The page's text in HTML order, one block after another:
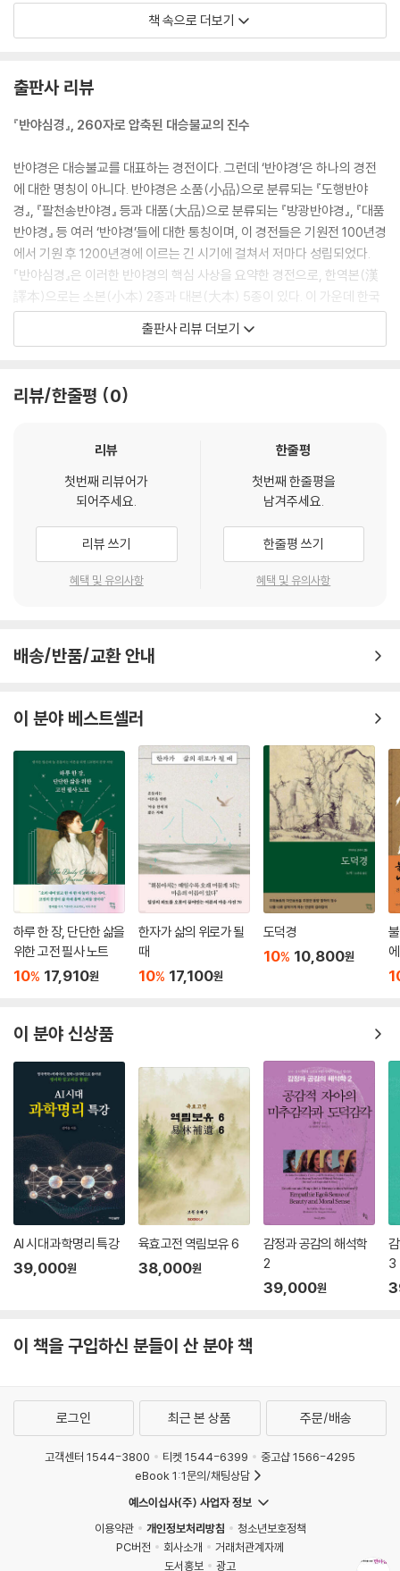
서의 공성(空性)을 통찰함으로써 인간 내면의 순수한 정신적 성품을 확인
하고 붓다와 같은 인격성을 갖고자 하는 것, 이것이 바로 『반야심경』에서
대승불교는 변치 않는 자성이라는 속성을 갖는 법의 개념 대신, 끊임없이
이러한 법을 ‘자성이 없다’는 의미에서 ‘공’이라고 표현했습니다. 대승불교
의 이러한 입장은 초기불교 이래로 이어져온 영원하고 절대적인 것은 없다
고 하는 연기-무아의 가르침을 충실히 따랐던 것이라 할 수 있습니다.
--- p.33
이 반야바라밀다의 경계 속에서 통찰된 지혜의 경계는 구체적이고 생생한
현실 속을 살아가야 하는 보살들에게 정신적 지침이 되어줍니다. 달리 말
해, 지혜의 눈으로 본 세상에 대한 이해가 삶에서 이루어지는 모든 행위의
불교는 붓다 당시의 종교였던 바라문교와는 전혀 다른 종교적 입장을 갖고
념인 아뜨만을 인정하지 않았고, 오히려 아뜨만이 없다는 주장을 펼쳤습니
다. 그것이 바로 무아설입니다.
『반야심경』이 색이란 실체가 없는 공이라고 말하는 것은 우리의 삶에 주의
를 기울여야한다는 뜻으로 이해될 수 있습니다. 우리가 살아가면서 경험하
는 모든 현상은 끊임없이 변해갑니다. 하지만 우리는 그렇게 변해가는 현
모습을 제대로 이해하지 못한 채로 살아가고 있습니다.
불교는 인간이 경험하는 세계를 그 자체로서 존재하는 세계라기보다는 경
관, 감각 기능, 감각 대상을 분석함으로써 이 세계를 설명하고자 합니다. 십
팔계에서 보듯, 불교는 이러한 관점에서의 세계 분석을 정치하게 수행합니
다. 세계에 대한 불교의 설명은 종교적 태도에만 입각한 것이 아니라 과학
적 태도에도 입각한 것이라고 말할 수 있습니다.
--- p.103
실체적 관념에서 철저하게 벗어나게 될 때, 즉 공성을 체득하게 될 때 우리
는 인간이라는 존재를 새롭게 이해하게 됩니다. 이때 우리는 자유를 경험
하게 됩니다. 여기서 말하는 자유란 신과 같은 절대적 존재에 대해서는 물
론, 우리 삶의 일체 개별적인 요소들에 대해서도 얽매이지 않는 것을 말합
니다. 해탈이란 바로 이러한 자유의 경험을 말합니다.
책 속으로 더보기
출판사 리뷰
『반야심경』, 260자로 압축된 대승불교의 진수
반야경은 대승불교를 대표하는 경전이다. 그런데 ‘반야경’은 하나의 경전
에 대한 명칭이 아니다. 반야경은 소품(小品)으로 분류되는 『도행반야
경』, 『팔천송반야경』 등과 대품(大品)으로 분류되는 『방광반야경』, 『대품
반야경』 등 여러 ‘반야경’들에 대한 통칭이며, 이 경전들은 기원전 100년경
에서 기원 후 1200년경에 이르는 긴 시기에 걸쳐서 저마다 성립되었다.
『반야심경』은 이러한 반야경의 핵심 사상을 요약한 경전으로, 한역본(漢
譯本)으로는 소본(小本) 2종과 대본(大本) 5종이 있다. 이 가운데 한국
에서 가장 널리 읽히는 『반야심경』은 소본으로 분류되는 현장 역 『반야바
라밀다심경(般若波羅蜜多心經)』이다. 대승불교의 심오한 진수를 불과
상 읽고 이해하기란 쉽지 않다. 일단 일반인의 눈에는 『반야심경』의 간단
한 내용을 구성하는 진술들 하나하나가 암호처럼 느껴지기 십상이다. 물론
불교에 관심을 가진 이라면 그 암호들을 불교의 기본 개념들로 분석할 수
있을 것이다. 하지만 그러한 분석 결과를 해석하는 것은 더욱 넘기 힘든 난
관으로 다가오기 마련이다. 반야사상의 귄위자인 이태승 전 위덕대 불교문
렵지 않지만, “색이 곧 공이다”라는 진술이 실제로 말하고자 하는 바는 무
체하는 것이다. 『인문학 독자를 위한 반야심경』은 이 부분을 이리저리 뜯
어보며 설명한다. 『반야심경』 가운데 언급되는 오온, 십이처, 십팔계, 십이
연기, 사제와 같은 불교의 기본 개념들을 간명하게 짚어보는 것은 물론, 일
반인에게는 낯선 지혜륜 역 대본(大本) 『반야심경』과의 교차 검토까지 진
행하며 공에 대해 살펴본다. 불교의 맥락에서뿐만 아니라, 불교를 배태한
더 넓은 지적 차원인 인도철학의 맥락에서도 공을 다루는 접근법 역시 이
책의 빼놓을 수 없는 장점이다. 이를 통해 이 책은 대승불교의 핵심인 공을
선명하게 이해시켜준다.
대자유의 세계를 향해
불교가 말하고자 하는 것은 단순히 공 자체가 아니다. 불교가 궁극적으로
말하고자 하는 것은 새로운 삶의 길이며, 공은 그 새로운 삶이 어떤 것이고
독자를 위한 반야심경』 역시 이 부분에 주목한다. 이 책은 공성(空性)의
체득, 즉 반야바라밀다에 대한 설명을 디딤돌 삼아, 나와 남의 구별이 신기
루 같이 사라지는 대자유의 경지에 대해 말하는 것으로 나아간다. 이러한
모델에 따라 살아갈 때 우리는 지혜롭고 평화롭게 살아갈 수 있을 것이며,
스스로를 구원하고 궁극적으로는 세상을 구원할 수 있을 것이다. “신이든
사물이든 ‘나’이든, 모든 것이 연기된 것일 뿐 실체로서 존재하는 것이 아님
을 알게 되면 그 모든 것들 사이의 구분 역시 존재하지 않음을 알게 됩니다.
그 결과 우리는 우리의 주변과 더욱 합일하게 되고 나아가 우리 자신이 자
연과 하나임을 깨닫게 됩니다.” (본문 중에서)
저자의 말
“공성의 체득을 통한 정신적 자유와 이타심의 발양(發揚)은 다른 종교에
말할 필요가 없을 듯합니다.”
출판사 리뷰 더보기
리뷰/한줄평 0
리뷰
첫번째 리뷰어가
되어주세요.
리뷰 쓰기
혜택 및 유의사항
한줄평
첫번째 한줄평을
남겨주세요.
한줄평 쓰기
혜택 및 유의사항
배송/반품/교환 안내
이 분야 베스트셀러
하루 한 장, 단단한 삶을
위한 고전 필사 노트
10% 17,910원
한자가 삶의 위로가 될
때
10% 17,100원
도덕경
10% 10,800원
이 분야 신상품
AI 시대 과학명리 특강
39,000원
육효고전 역림보유 6
38,000원
감정과 공감의 해석학
2
39,000원
3
이 책을 구입하신 분들이 산 분야 책
로그인 최근 본 상품 주문/배송
고객센터 1544-3800 티켓 1544-6399
중고샵 1566-4295
eBook 1:1문의/채팅상담
예스이십사(주) 사업자 정보
이용약관
개인정보처리방침
청소년보호정책
PC버전
회사소개
거래처관계자께
도서홍보
광고